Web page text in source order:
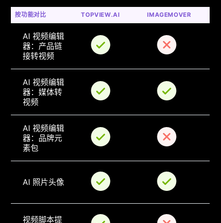
按功能对比 TOPVIEW.AI IMAGEMOVER
AI 视频编辑
器：产品链
接转视频
AI 视频编辑
器：媒体转
视频
AI 视频编辑
器：品牌元
素包
AI 照片头像
视频脚本提